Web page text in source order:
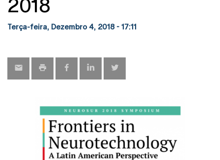
2018
Terça-feira, Dezembro 4, 2018 - 17:11